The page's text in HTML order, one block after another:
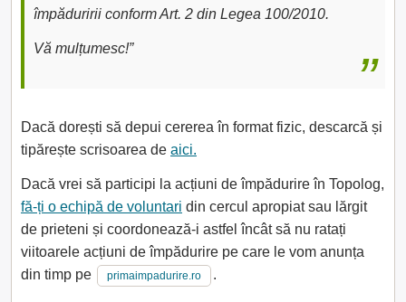
împăduririi conform Art. 2 din Legea 100/2010.
Vă mulțumesc!”
Dacă dorești să depui cererea în format fizic, descarcă și
tipărește scrisoarea de aici.
Dacă vrei să participi la acțiuni de împădurire în Topolog,
fă-ți o echipă de voluntari din cercul apropiat sau lărgit
de prieteni și coordonează-i astfel încât să nu ratați
viitoarele acțiuni de împădurire pe care le vom anunța
din timp pe
primaimpadurire.ro .